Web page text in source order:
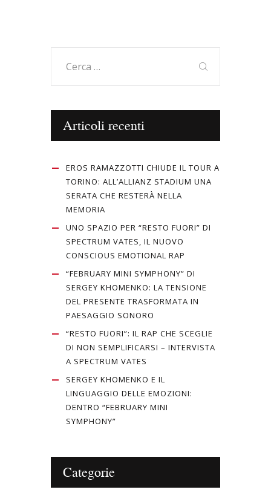
per:
Articoli recenti
EROS RAMAZZOTTI CHIUDE IL TOUR A
TORINO: ALL’ALLIANZ STADIUM UNA
SERATA CHE RESTERÀ NELLA
MEMORIA
UNO SPAZIO PER “RESTO FUORI” DI
SPECTRUM VATES, IL NUOVO
CONSCIOUS EMOTIONAL RAP
“FEBRUARY MINI SYMPHONY” DI
SERGEY KHOMENKO: LA TENSIONE
DEL PRESENTE TRASFORMATA IN
PAESAGGIO SONORO
“RESTO FUORI”: IL RAP CHE SCEGLIE
DI NON SEMPLIFICARSI – INTERVISTA
A SPECTRUM VATES
SERGEY KHOMENKO E IL
LINGUAGGIO DELLE EMOZIONI:
DENTRO “FEBRUARY MINI
SYMPHONY”
Categorie